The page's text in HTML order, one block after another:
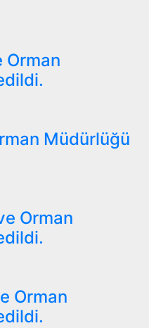
Orman
Müdürlüğü
Orman
Orman